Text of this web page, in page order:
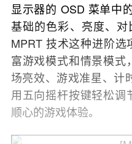
显示器的 OSD 菜单中
基础的色彩、亮度、对
MPRT 技术这种进阶
富游戏模式和情景模式
场亮效、游戏准星、
用五向摇杆按键轻松调
顺心的游戏体验。